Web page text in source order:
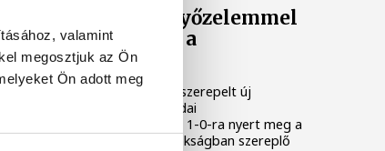
valamint
megosztjuk az Ön
Ön adott meg
Gulácsi Péter győzelemmel
mutatkozott be a
Villarrealban
Gulácsi Péter kezdőként szerepelt új
csapata, a Villarreal szerdai
edzőmérkőzésén, melyet 1-0-ra nyert meg a
spanyol labdarúgó-bajnokságban szereplő